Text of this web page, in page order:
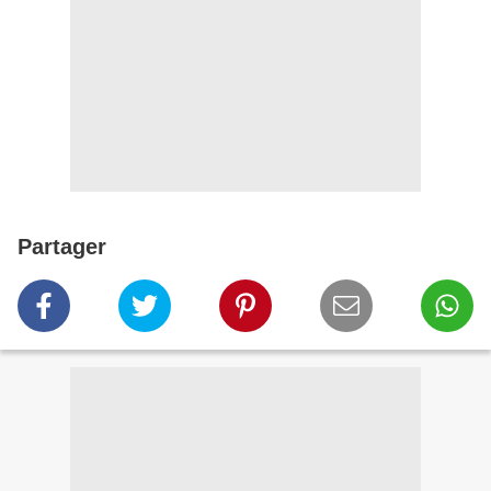
Partager